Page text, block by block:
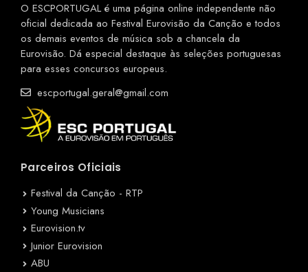
O ESCPORTUGAL é uma página online independente não
oficial dedicada ao Festival Eurovisão da Canção e todos
os demais eventos de música sob a chancela da
Eurovisão. Dá especial destaque às seleções portuguesas
para esses concursos europeus.
escportugal.geral@gmail.com
Parceiros Oficiais
Festival da Canção - RTP
Young Musicians
Eurovision.tv
Junior Eurovision
ABU